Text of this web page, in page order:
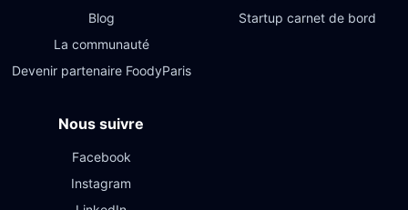
Blog
La communauté
Devenir partenaire FoodyParis
Startup carnet de bord
Nous suivre
Facebook
Instagram